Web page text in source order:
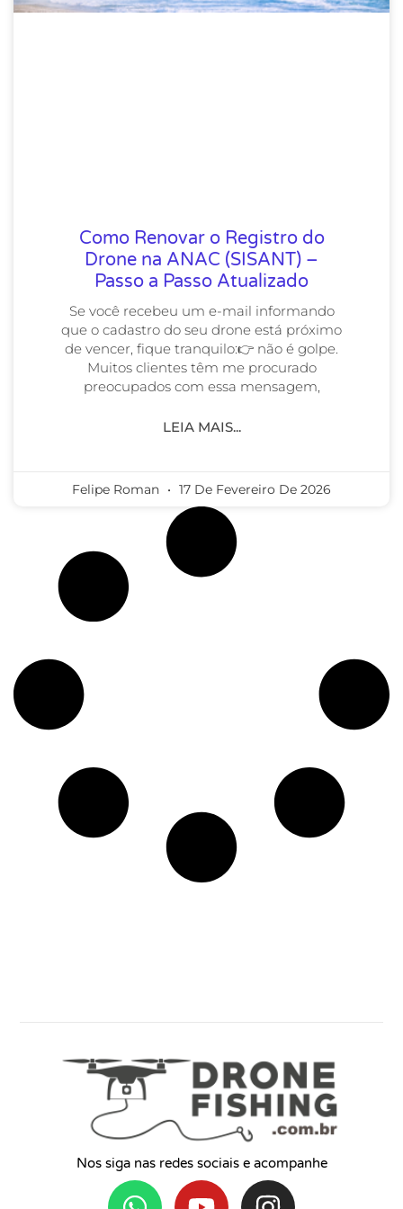
Como Renovar o Registro do
Drone na ANAC (SISANT) –
Passo a Passo Atualizado
Se você recebeu um e-mail informando
que o cadastro do seu drone está próximo
de vencer, fique tranquilo:👉 não é golpe.
Muitos clientes têm me procurado
preocupados com essa mensagem,
LEIA MAIS...
Felipe Roman 17 De Fevereiro De 2026
Nos siga nas redes sociais e acompanhe